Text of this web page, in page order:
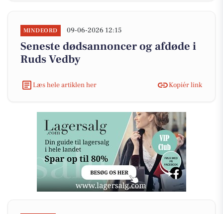
MINDEORD 09-06-2026 12:15
Seneste dødsannoncer og afdøde i
Ruds Vedby
Læs hele artiklen her Kopiér link